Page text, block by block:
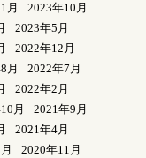
月
2023年10月
2023年5月
2022年12月
月
2022年7月
2022年2月
月
2021年9月
2021年4月
2020年11月